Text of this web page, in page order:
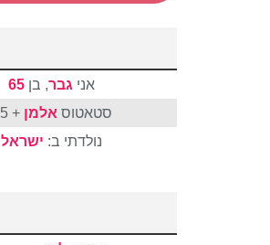
אני גבר, בן 65
סטאטוס אלמן + 5+
נולדתי ב: ישראל